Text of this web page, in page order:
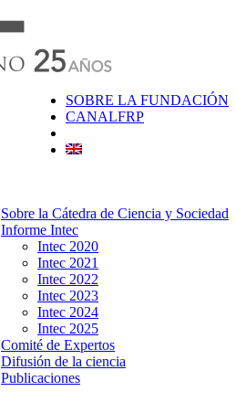
SOBRE LA FUNDACIÓN
CANALFRP
Sobre la Cátedra de Ciencia y Sociedad
Informe Intec
Intec 2020
Intec 2021
Intec 2022
Intec 2023
Intec 2024
Intec 2025
Comité de Expertos
Difusión de la ciencia
Publicaciones